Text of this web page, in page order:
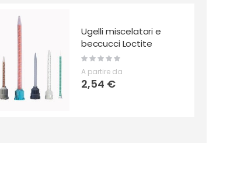
Ugelli miscelatori e
beccucci Loctite
Rating:
0%
A partire da
2,54 €